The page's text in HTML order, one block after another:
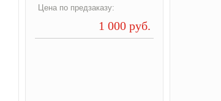
Цена по предзаказу:
1 000 руб.